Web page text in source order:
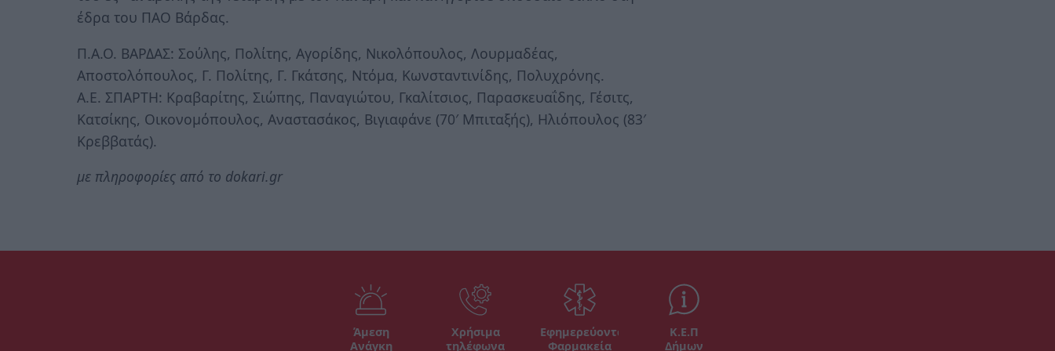
έδρα του ΠΑΟ Βάρδας.
Π.Α.Ο. ΒΑΡΔΑΣ: Σούλης, Πολίτης, Αγορίδης, Νικολόπουλος, Λουρμαδέας,
Αποστολόπουλος, Γ. Πολίτης, Γ. Γκάτσης, Ντόμα, Κωνσταντινίδης, Πολυχρόνης.
Α.Ε. ΣΠΑΡΤΗ: Κραβαρίτης, Σιώπης, Παναγιώτου, Γκαλίτσιος, Παρασκευαΐδης, Γέσιτς,
Κατσίκης, Οικονομόπουλος, Αναστασάκος, Βιγιαφάνε (70′ Μπιταξής), Ηλιόπουλος (83′
Κρεββατάς).
με πληροφορίες από το dokari.gr
Άμεση
Ανάγκη
Χρήσιμα
τηλέφωνα
Εφημερεύοντα
Φαρμακεία
Κ.Ε.Π
Δήμων